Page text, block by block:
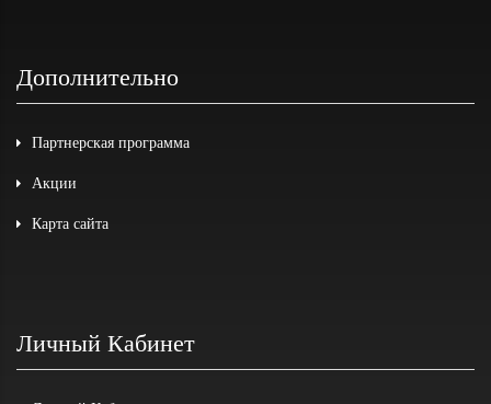
Дополнительно
Партнерская программа
Акции
Карта сайта
Личный Кабинет